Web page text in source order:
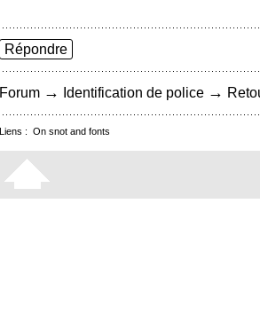
Répondre
Forum → Identification de police →
Liens : On snot and fonts